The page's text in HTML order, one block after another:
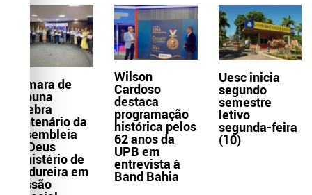
Câmara de
Itabuna
celebra
centenário da
Assembleia
de Deus
Ministério de
Madureira em
Sessão
Wilson
Cardoso
destaca
programação
histórica pelos
62 anos da
UPB em
entrevista à
Band Bahia
Uesc inicia
segundo
semestre
letivo
segunda-feira
(10)